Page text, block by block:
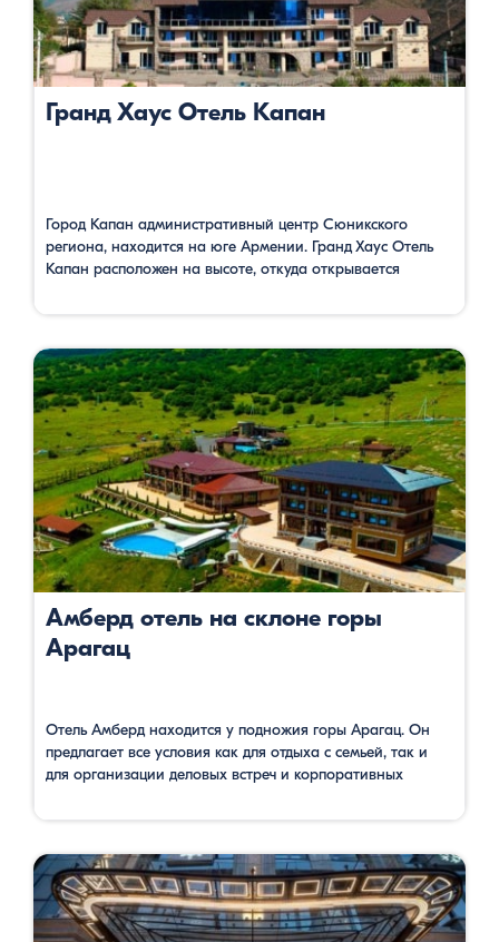
Гранд Хаус Отель Капан
Город Капан административный центр Сюникского
региона, находится на юге Армении. Гранд Хаус Отель
Капан расположен на высоте, откуда открывается
бассейны, сауна, услуга массажа располагают гостей
полному релаксу. Здесь есть конференц-зал и можно
организовать деловые мероприятия. Можно заказать
завтрак, еду, напитки …
Амберд отель на склоне горы
Арагац
Отель Амберд находится у подножия горы Арагац. Он
предлагает все условия как для отдыха с семьей, так и
для организации деловых встреч и корпоративных
тапочками для душа и феном, а также имеется телевизор
со спутниковым …